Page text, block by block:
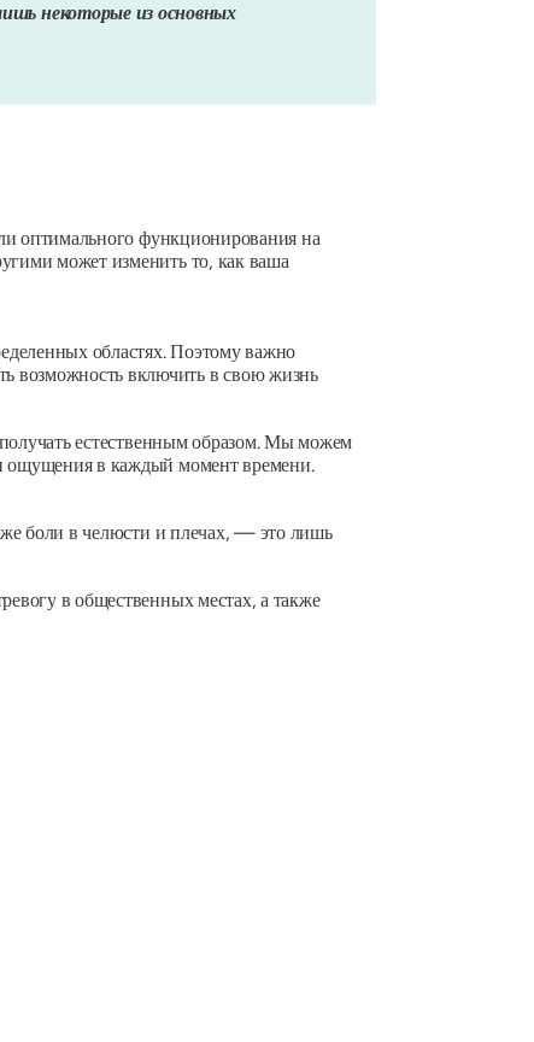
некоторые из основных
оптимального функционирования на
может изменить то, как ваша
областях. Поэтому важно
возможность включить в свою жизнь
получать естественным образом. Мы можем
ощущения в каждый момент времени.
боли в челюсти и плечах, — это лишь
в общественных местах, а также